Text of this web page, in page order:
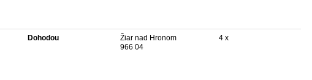
Dohodou
Žiar nad Hronom
966 04
4 x